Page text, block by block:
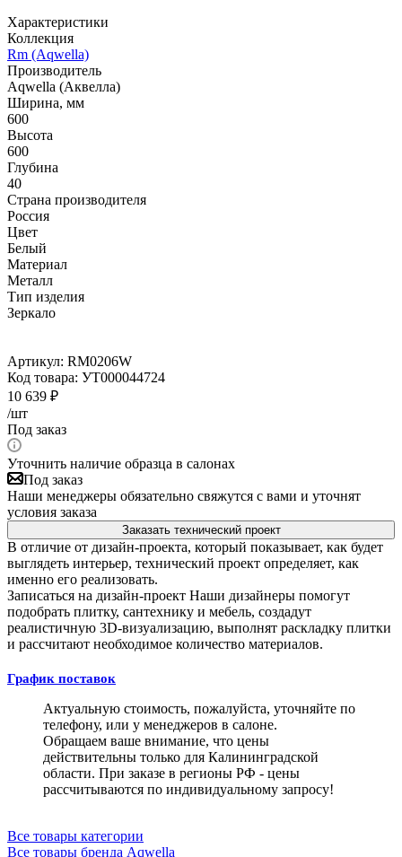
Характеристики
Коллекция
Rm (Aqwella)
Производитель
Aqwella (Аквелла)
Ширина, мм
600
Высота
600
Глубина
40
Страна производителя
Россия
Цвет
Белый
Материал
Металл
Тип изделия
Зеркало
Артикул: RM0206W
Код товара: УТ000044724
10 639 ₽
/шт
Под заказ
Уточнить наличие образца в салонах
Под заказ
Наши менеджеры обязательно свяжутся с вами и уточнят
условия заказа
Заказать технический проект
В отличие от дизайн-проекта, который показывает, как будет
выглядеть интерьер, технический проект определяет, как
именно его реализовать.
Записаться на дизайн-проект Наши дизайнеры помогут
подобрать плитку, сантехнику и мебель, создадут
реалистичную 3D-визуализацию, выполнят раскладку плитки
и рассчитают необходимое количество материалов.
График поставок
Актуальную стоимость, пожалуйста, уточняйте по
телефону, или у менеджеров в салоне.
Обращаем ваше внимание, что цены
действительны только для Калининградской
области. При заказе в регионы РФ - цены
рассчитываются по индивидуальному запросу!
Все товары категории
Все товары бренда Aqwella